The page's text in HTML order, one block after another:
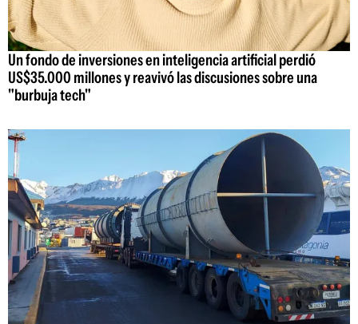
Un fondo de inversiones en inteligencia artificial perdió
US$35.000 millones y reavivó las discusiones sobre una
"burbuja tech"